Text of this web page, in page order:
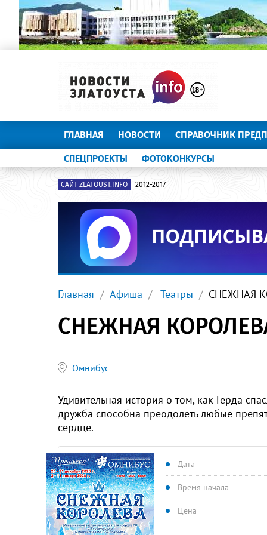
ГЛАВНАЯ НОВОСТИ СПРАВОЧНИК
СПЕЦПРОЕКТЫ ФОТОКОНКУРСЫ
САЙТ ZLATOUST.INFO 2012-2017
Главная Афиша Театры СНЕЖНАЯ
СНЕЖНАЯ
Омнибус
Удивительная история о том, как Герда
дружба способна преодолеть любые
сердце.
Дата
Время начала
Цена